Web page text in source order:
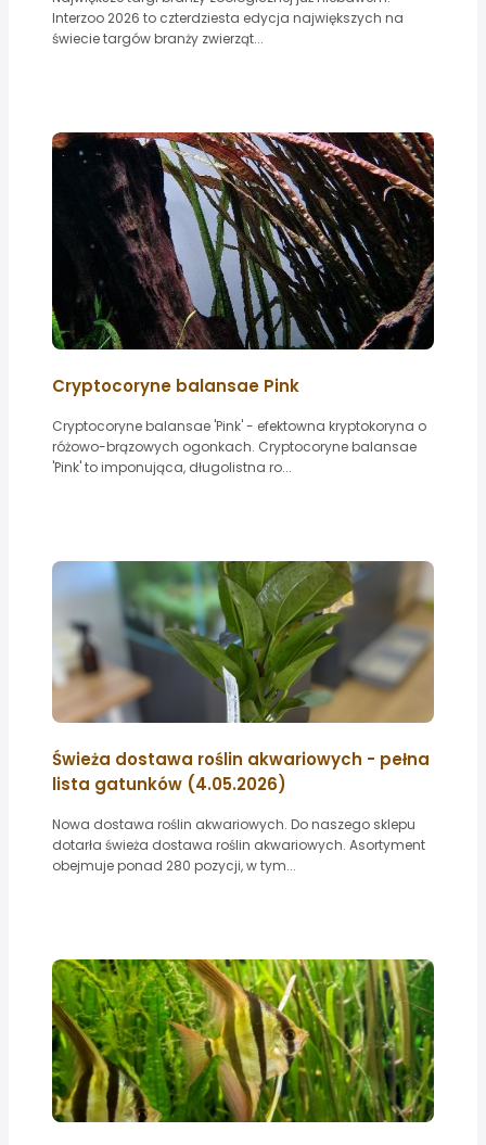
Interzoo 2026 to czterdziesta edycja największych na
świecie targów branży zwierząt...
Cryptocoryne balansae Pink
Cryptocoryne balansae 'Pink' - efektowna kryptokoryna o
różowo-brązowych ogonkach. Cryptocoryne balansae
'Pink' to imponująca, długolistna ro...
Świeża dostawa roślin akwariowych - pełna
lista gatunków (4.05.2026)
Nowa dostawa roślin akwariowych. Do naszego sklepu
dotarła świeża dostawa roślin akwariowych. Asortyment
obejmuje ponad 280 pozycji, w tym...